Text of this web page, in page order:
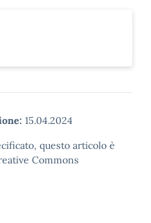
15.04.2024
questo articolo è
Commons